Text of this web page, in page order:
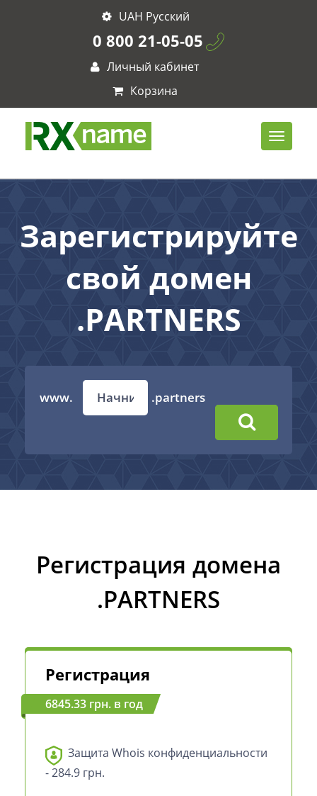
UAH Русский
0 800 21-05-05
Личный кабинет
Корзина
Зарегистрируйте
свой домен
.PARTNERS
www. .partners
Регистрация домена
.PARTNERS
Регистрация
6845.33 грн. в год
Защита Whois конфиденциальности
- 284.9 грн.